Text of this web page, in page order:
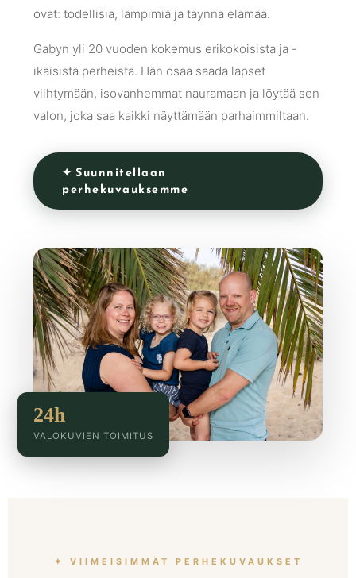
ovat: todellisia, lämpimiä ja täynnä elämää.
Gabyn yli 20 vuoden kokemus erikokoisista ja -
ikäisistä perheistä. Hän osaa saada lapset
viihtymään, isovanhemmat nauramaan ja löytää sen
valon, joka saa kaikki näyttämään parhaimmiltaan.
✦ Suunnitellaan
perhekuvauksemme
24h
VALOKUVIEN TOIMITUS
✦ VIIMEISIMMÄT PERHEKUVAUKSET